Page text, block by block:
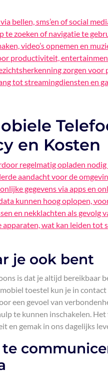
bellen, sms’en of social
te zoeken of navigatie te
video’s opnemen en
productiviteit,
zorgen voor
tot streamingdiensten en
en Kosten
regelmatig opladen nodig
aandacht voor de
gegevens via apps en
kunnen hoog oplopen,
en nekklachten als gevolg
wat kan leiden tot
je ook bent
is dat je altijd bereikbaar
toestel kun je in contact
een gevoel van
te kunnen inschakelen.
en gemak in ons dagelijks